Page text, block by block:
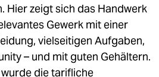
Hier zeigt sich das Handwerk
Gewerk mit einer
vielseitigen Aufgaben,
– und mit guten Gehältern.
die tarifliche